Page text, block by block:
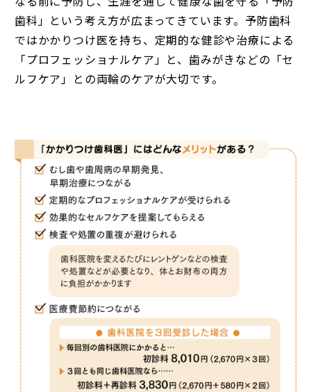
歯科」という考え方が広まってきています。予防歯科
ではかかりつけ医を持ち、定期的な健診や治療による
「プロフェッショナルケア」と、歯みがきなどの「セ
ルフケア」との両輪のケアが大切です。